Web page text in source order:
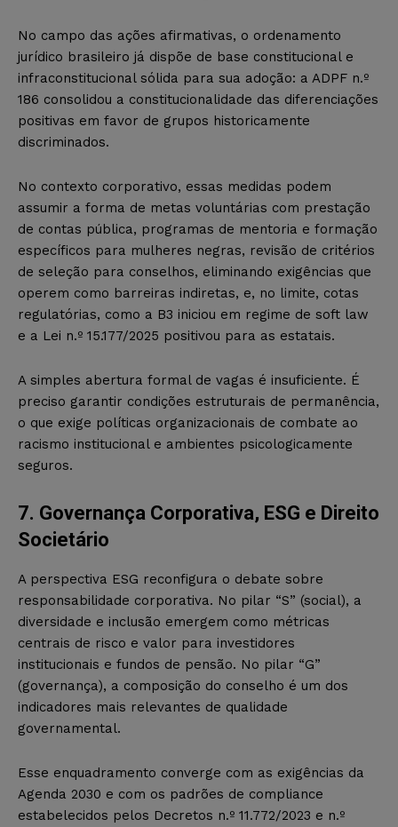
No campo das ações afirmativas, o ordenamento
jurídico brasileiro já dispõe de base constitucional e
infraconstitucional sólida para sua adoção: a ADPF n.º
186 consolidou a constitucionalidade das diferenciações
positivas em favor de grupos historicamente
discriminados.
No contexto corporativo, essas medidas podem
assumir a forma de metas voluntárias com prestação
de contas pública, programas de mentoria e formação
específicos para mulheres negras, revisão de critérios
de seleção para conselhos, eliminando exigências que
operem como barreiras indiretas, e, no limite, cotas
regulatórias, como a B3 iniciou em regime de soft law
e a Lei n.º 15.177/2025 positivou para as estatais.
A simples abertura formal de vagas é insuficiente. É
preciso garantir condições estruturais de permanência,
o que exige políticas organizacionais de combate ao
racismo institucional e ambientes psicologicamente
seguros.
7. Governança Corporativa, ESG e Direito
Societário
A perspectiva ESG reconfigura o debate sobre
responsabilidade corporativa. No pilar “S” (social), a
diversidade e inclusão emergem como métricas
centrais de risco e valor para investidores
institucionais e fundos de pensão. No pilar “G”
(governança), a composição do conselho é um dos
indicadores mais relevantes de qualidade
governamental.
Esse enquadramento converge com as exigências da
Agenda 2030 e com os padrões de compliance
estabelecidos pelos Decretos n.º 11.772/2023 e n.º